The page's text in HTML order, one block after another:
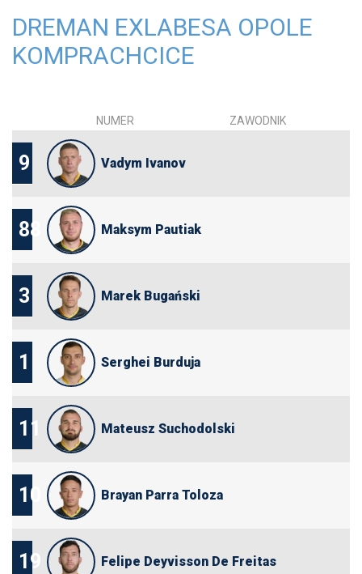
DREMAN EXLABESA OPOLE
KOMPRACHCICE
NUMER ZAWODNIK
9 Vadym Ivanov
88 Maksym Pautiak
3 Marek Bugański
1 Serghei Burduja
11 Mateusz Suchodolski
10 Brayan Parra Toloza
19 Felipe Deyvisson De Freitas